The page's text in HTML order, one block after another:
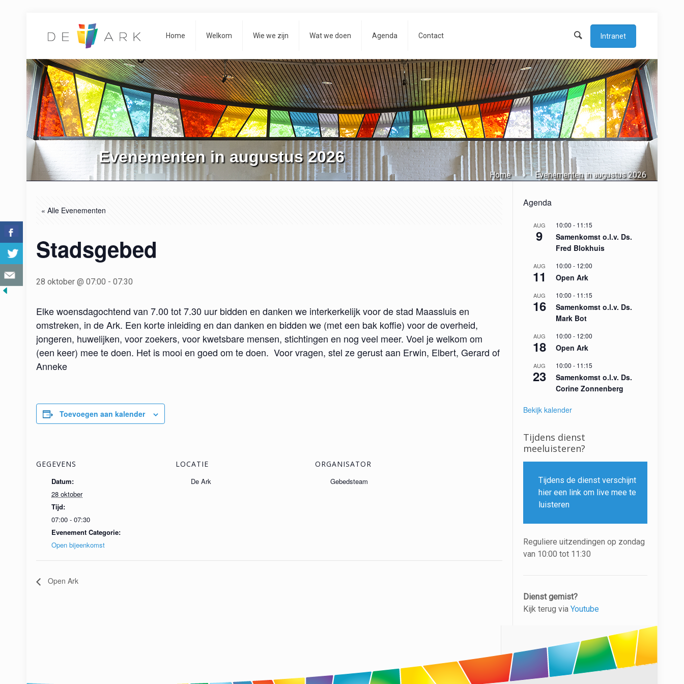
Home Welkom Wie we zijn Wat we doen Agenda Contact Intranet
Evenementen in augustus 2026
Home Evenementen in augustus 2026
« Alle Evenementen
Stadsgebed
28 oktober @ 07:00 -07:30
Elke woensdagochtend van 7.00 tot 7.30 uur bidden en danken we interkerkelijk voor de stad Maassluis en
omstreken, in de Ark. Een korte inleiding en dan danken en bidden we (met een bak koffie) voor de overheid,
jongeren, huwelijken, voor zoekers, voor kwetsbare mensen, stichtingen en nog veel meer. Voel je welkom om
(een keer) mee te doen. Het is mooi en goed om te doen. Voor vragen, stel ze gerust aan Erwin, Elbert, Gerard of
Anneke
Toevoegen aan kalender
GEGEVENS
Datum:
28 oktober
Tijd:
07:00 - 07:30
Evenement Categorie:
Open bijeenkomst
LOCATIE
De Ark
ORGANISATOR
Gebedsteam
Open Ark
Agenda
AUG
9
10:00 - 11:15
Samenkomst o.l.v. Ds.
Fred Blokhuis
AUG
11
10:00 - 12:00
Open Ark
AUG
16
10:00 - 11:15
Samenkomst o.l.v. Ds.
Mark Bot
AUG
18
10:00 - 12:00
Open Ark
AUG
23
10:00 - 11:15
Samenkomst o.l.v. Ds.
Corine Zonnenberg
Bekijk kalender
Tijdens dienst
meeluisteren?
Tijdens de dienst verschijnt
hier een link om live mee te
luisteren
Reguliere uitzendingen op zondag
van 10:00 tot 11:30
Dienst gemist?
Kijk terug via Youtube